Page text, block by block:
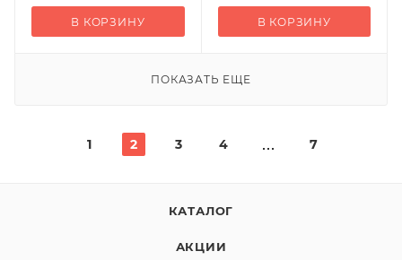
В КОРЗИНУ В КОРЗИНУ
ПОКАЗАТЬ ЕЩЕ
1 2 3 4 7
КАТАЛОГ
АКЦИИ